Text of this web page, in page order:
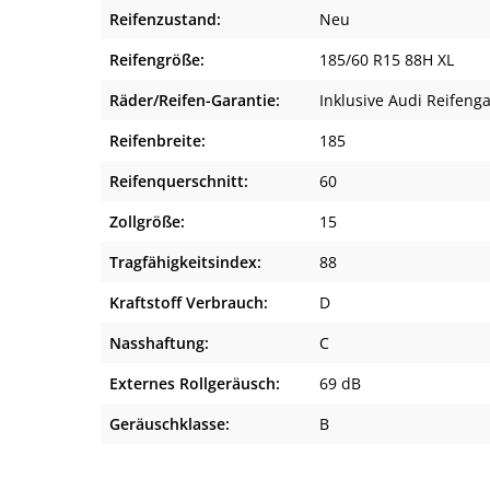
Reifenzustand:
Neu
Reifengröße:
185/60 R15 88H XL
Räder/Reifen-Garantie:
Inklusive Audi
Reifenbreite:
185
Reifenquerschnitt:
60
Zollgröße:
15
Tragfähigkeitsindex:
88
Kraftstoff Verbrauch:
D
Nasshaftung:
C
Externes Rollgeräusch:
69 dB
Geräuschklasse:
B